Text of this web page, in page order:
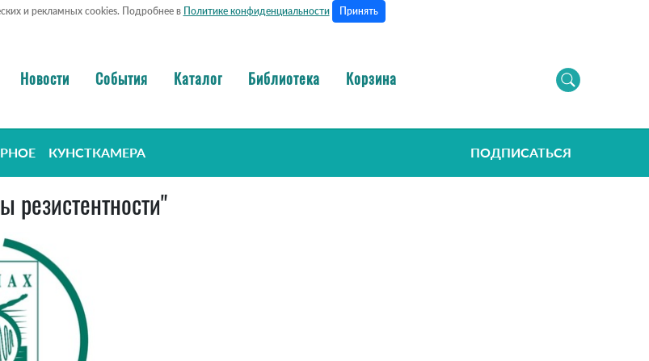
и рекламных cookies. Подробнее в Политике конфиденциальности Принять
Новости События Каталог Библиотека Корзина
КУНСТКАМЕРА ПОДПИСАТЬСЯ
резистентности"